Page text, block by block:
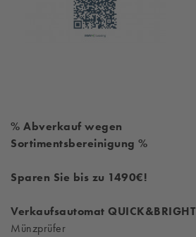
% Abverkauf wegen
Sortimentsbereinigung %
Sparen Sie bis zu 1490€!
Verkaufsautomat QUICK&BRIGHT
Münzprüfer